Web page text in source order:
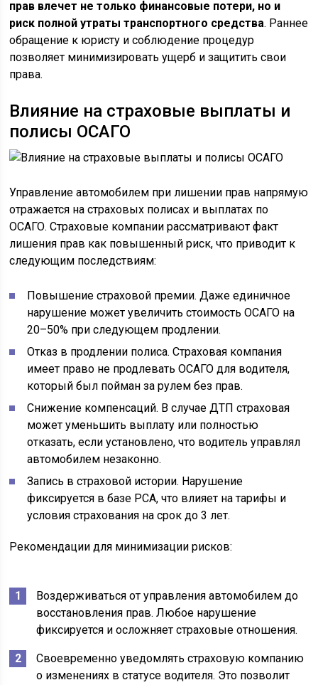
прав влечет не только финансовые потери, но и
риск полной утраты транспортного средства. Раннее
обращение к юристу и соблюдение процедур
позволяет минимизировать ущерб и защитить свои
права.
Влияние на страховые выплаты и
полисы ОСАГО
Управление автомобилем при лишении прав напрямую
отражается на страховых полисах и выплатах по
ОСАГО. Страховые компании рассматривают факт
лишения прав как повышенный риск, что приводит к
следующим последствиям:
Повышение страховой премии. Даже единичное
нарушение может увеличить стоимость ОСАГО на
20–50% при следующем продлении.
Отказ в продлении полиса. Страховая компания
имеет право не продлевать ОСАГО для водителя,
который был пойман за рулем без прав.
Снижение компенсаций. В случае ДТП страховая
может уменьшить выплату или полностью
отказать, если установлено, что водитель управлял
автомобилем незаконно.
Запись в страховой истории. Нарушение
фиксируется в базе РСА, что влияет на тарифы и
условия страхования на срок до 3 лет.
Рекомендации для минимизации рисков:
Воздерживаться от управления автомобилем до
восстановления прав. Любое нарушение
фиксируется и осложняет страховые отношения.
Своевременно уведомлять страховую компанию
о изменениях в статусе водителя. Это позволит